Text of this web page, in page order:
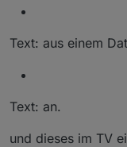
Text: aus einem
Text: an.
und dieses im TV